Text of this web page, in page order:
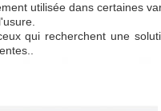
utilisée dans certaines
qui recherchent une